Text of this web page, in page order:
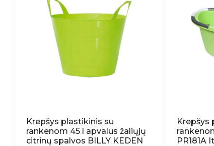
Krepšys plastikinis su
rankenom 45 l apvalus žaliųjų
citrinų spalvos BILLY KEDEN
Krepšys
PR181A